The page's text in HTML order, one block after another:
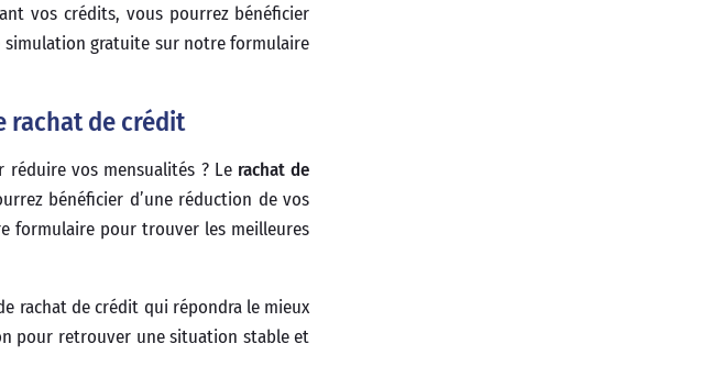
vos crédits, vous pourrez bénéficier
simulation gratuite sur notre formulaire
rachat de crédit
vos mensualités ? Le rachat de
bénéficier d’une réduction de vos
formulaire pour trouver les meilleures
rachat de crédit qui répondra le mieux
pour retrouver une situation stable et